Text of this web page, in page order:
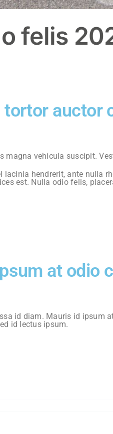
felis
tortor auctor
magna vehicula suscipit.
lacinia hendrerit, ante nulla
est. Nulla odio felis,
at odio
id diam. Mauris id ipsum
id lectus ipsum.